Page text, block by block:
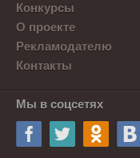
Конкурсы
О проекте
Рекламодателю
Контакты
Мы в соцсетях